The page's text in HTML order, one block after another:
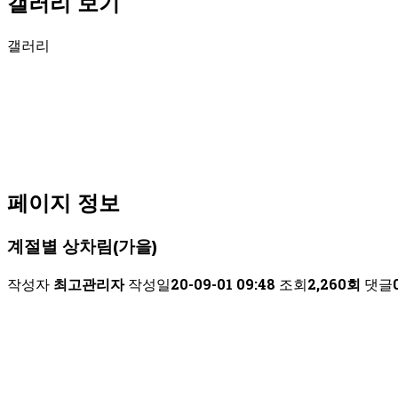
갤러리
페이지 정보
계절별 상차림(가을)
작성자 최고관리자 작성일20-09-01 09:48 조회2,260회 댓글